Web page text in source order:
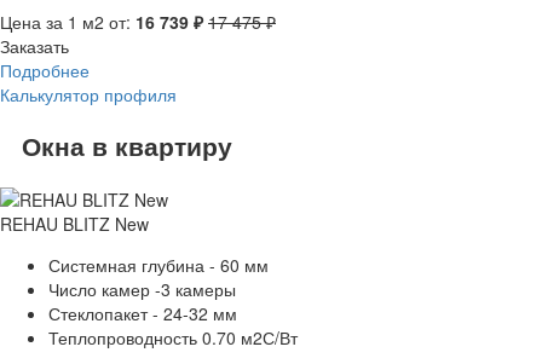
Цена за 1 м2 от: 16 739 ₽ 17 475 ₽
Заказать
Подробнее
Калькулятор профиля
Окна в квартиру
REHAU BLITZ New
Системная глубина - 60 мм
Число камер -3 камеры
Стеклопакет - 24-32 мм
Теплопроводность 0.70 м2С/Вт